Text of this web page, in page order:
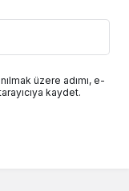
üzere adımı, e-
kaydet.